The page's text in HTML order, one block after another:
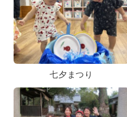
七夕まつり